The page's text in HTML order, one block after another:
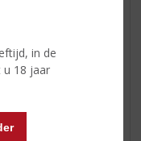
in de
u 18 jaar